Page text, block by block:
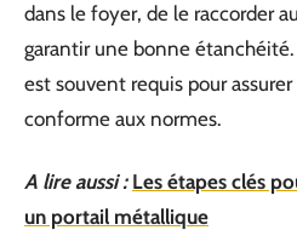
dans le foyer, de le raccorder
garantir une bonne
est souvent requis pour
conforme aux normes.
A lire aussi : Les étapes clés
un portail métallique